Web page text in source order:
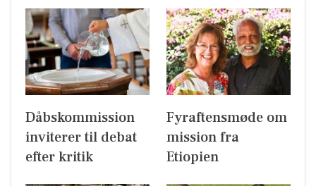
Dåbskommission
inviterer til debat
efter kritik
Fyraftensmøde om
mission fra
Etiopien